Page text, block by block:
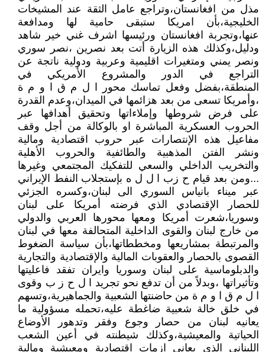
مذل من افغانستان،وتراجع عامل الثقة عند المشيخات
الخليجية،بأن امريكا ستبقى حامية لها ومدافعة
عنها،وتجربة افغانستان ورئيسها اشرف غني خير شاهد
ودليل،وكذلك هذه الزيارة أتت بعد نصرين ،نصر سوري
ونصر يمني ومتغيرات اقليمية وعربية ودولية ناتجة عن
التراجع في الدور والمشروع الأمريكي في
المنطقة،بفضل وفعل تماسك محور ا ل م ق ا و م ة
،وأمريكا تسعى من بعد هزائمها في الميدان،وعدم القدرة
على فرض شروطها وإملاءاتها وتحقيق أهدافها عبر
الحروب العسكرية المباشرة او بالوكالة من أجل وقف
مفاعيل هذه الإنتصارات عبر حروب اقتصادية ومالية
ونشر الفتن المذهبية والطائفية والحروب الأهلية
والتخريب الداخلي والسعي للتفكيك المجتمعي وغيرها
...ومن بعد قيام ح زب ا ل ل ه بإستجلاب النفط الإيراني
عبر ميناء بانياس السوري الى لبنان،وكسره الجزئي
للحصار الإقتصادي الذي فرضته أمريكا على لبنان
وسوريا،شعرت أمريكا ومعها محورها العربي والدولي
من خارج لبنان والقوى الداخلية المتحالفة معها في لبنان
والمرتبطة بمشاريعها ومخططاتها،بأن سياسة الضغوط
القصوى بالحصار والعقوبات المالية والإقتصادية والتجارية
والدبلوماسية على لبنان وسوريا وايران تفقد فاعليتها
وتأثيراتها ،وبدلاً من أن تدفع نحو تجريد ا ل ح ز ب وقوى
ا ل م ق ا و م ة من حاضنتها الشعبية والجماهيرية،وتسهم
في خلق خالة شعبية ضاغطة عليه،تحمله مسؤولية ما
يعانيه لبنان من حصار وجوع وفقر وتدهور الأوضاع
الحياتية والمعيشية،وكذلك شيطنته في أعين الشعب
اللبناني الذي يعاني ازمات اقتصادية ومعيشية ومالية